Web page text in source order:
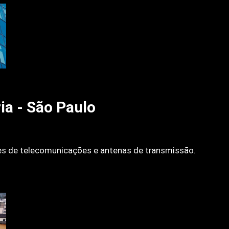
- São Paulo
de telecomunicações e antenas de transmissão.